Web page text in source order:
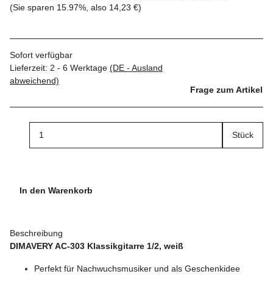
(Sie sparen 15.97% , also 14,23 €)
Sofort verfügbar
Lieferzeit: 2 - 6 Werktage (DE - Ausland
abweichend)
Frage zum Artikel
Stück
In den Warenkorb
Beschreibung
DIMAVERY AC-303 Klassikgitarre 1/2, weiß
Perfekt für Nachwuchsmusiker und als Geschenkidee